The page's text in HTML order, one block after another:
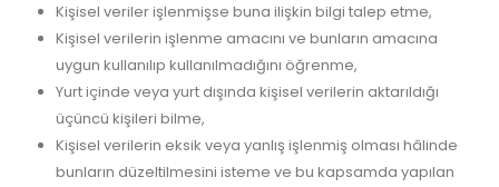
Kişisel veriler işlenmişse buna ilişkin bilgi talep etme,
Kişisel verilerin işlenme amacını ve bunların amacına
uygun kullanılıp kullanılmadığını öğrenme,
Yurt içinde veya yurt dışında kişisel verilerin aktarıldığı
üçüncü kişileri bilme,
Kişisel verilerin eksik veya yanlış işlenmiş olması hâlinde
bunların düzeltilmesini isteme ve bu kapsamda yapılan